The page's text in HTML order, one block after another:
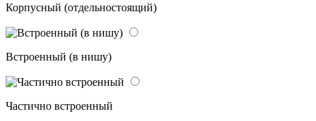
Корпусный (отдельностоящий)
Встроенный (в нишу)
Частично встроенный